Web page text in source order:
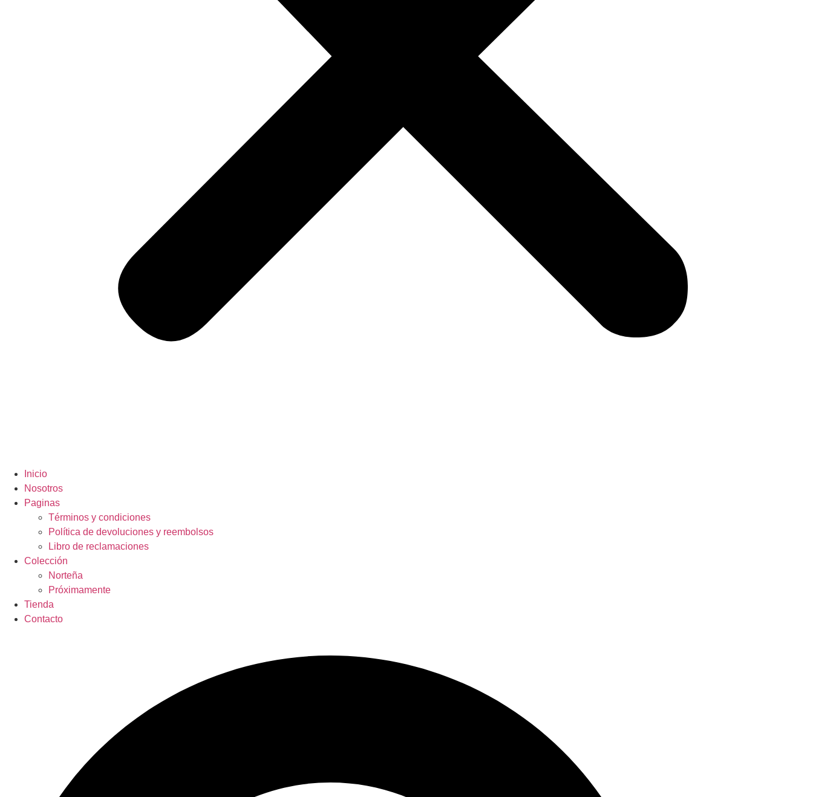
Inicio
Nosotros
Paginas
Términos y condiciones
Política de devoluciones y reembolsos
Libro de reclamaciones
Colección
Norteña
Próximamente
Tienda
Contacto